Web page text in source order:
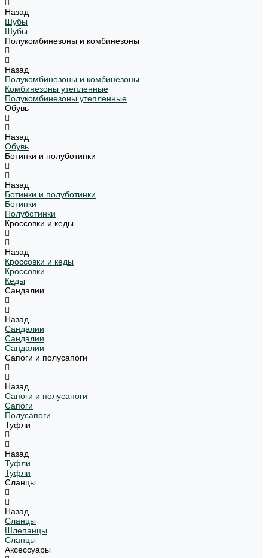
Назад
Шубы
Шубы
Полукомбинезоны и комбинезоны
Назад
Полукомбинезоны и комбинезоны
Комбинезоны утепленные
Полукомбинезоны утепленные
Обувь
Назад
Обувь
Ботинки и полуботинки
Назад
Ботинки и полуботинки
Ботинки
Полуботинки
Кроссовки и кеды
Назад
Кроссовки и кеды
Кроссовки
Кеды
Сандалии
Назад
Сандалии
Сандалии
Сандалии
Сапоги и полусапоги
Назад
Сапоги и полусапоги
Сапоги
Полусапоги
Туфли
Назад
Туфли
Туфли
Сланцы
Назад
Сланцы
Шлепанцы
Сланцы
Аксессуары